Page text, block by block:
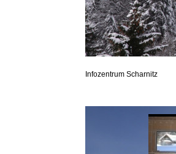
Infozentrum Scharnitz